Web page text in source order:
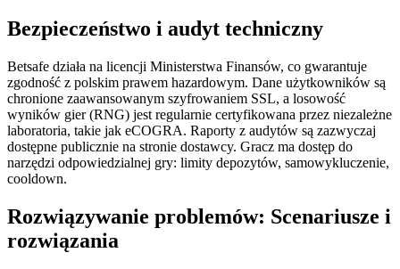
Bezpieczeństwo i audyt techniczny
Betsafe działa na licencji Ministerstwa Finansów, co gwarantuje
zgodność z polskim prawem hazardowym. Dane użytkowników są
chronione zaawansowanym szyfrowaniem SSL, a losowość
wyników gier (RNG) jest regularnie certyfikowana przez niezależne
laboratoria, takie jak eCOGRA. Raporty z audytów są zazwyczaj
dostępne publicznie na stronie dostawcy. Gracz ma dostęp do
narzędzi odpowiedzialnej gry: limity depozytów, samowykluczenie,
cooldown.
Rozwiązywanie problemów: Scenariusze i
rozwiązania